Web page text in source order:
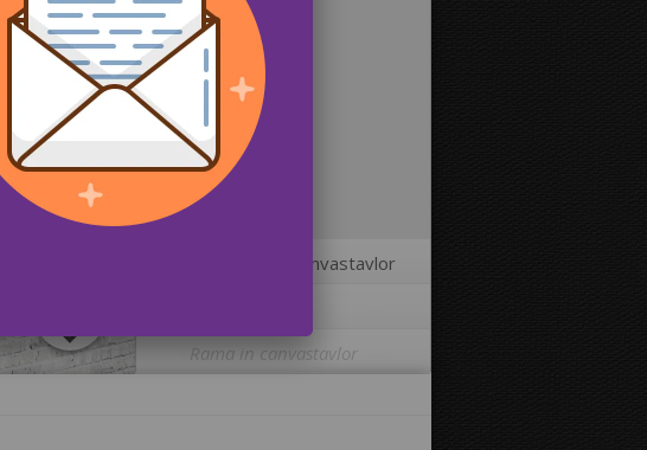
Storlekar på canvastavlor
Skriva ut bilden på kanterna av din
canvastavla:
Rama in canvastavlor